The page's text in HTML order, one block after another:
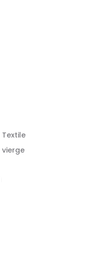
Textile
vierge